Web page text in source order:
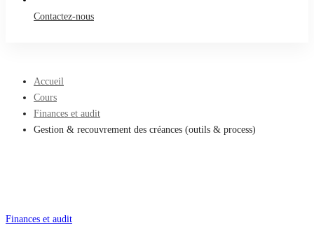
Contactez-nous
Accueil
Cours
Finances et audit
Gestion & recouvrement des créances (outils & process)
Finances et audit